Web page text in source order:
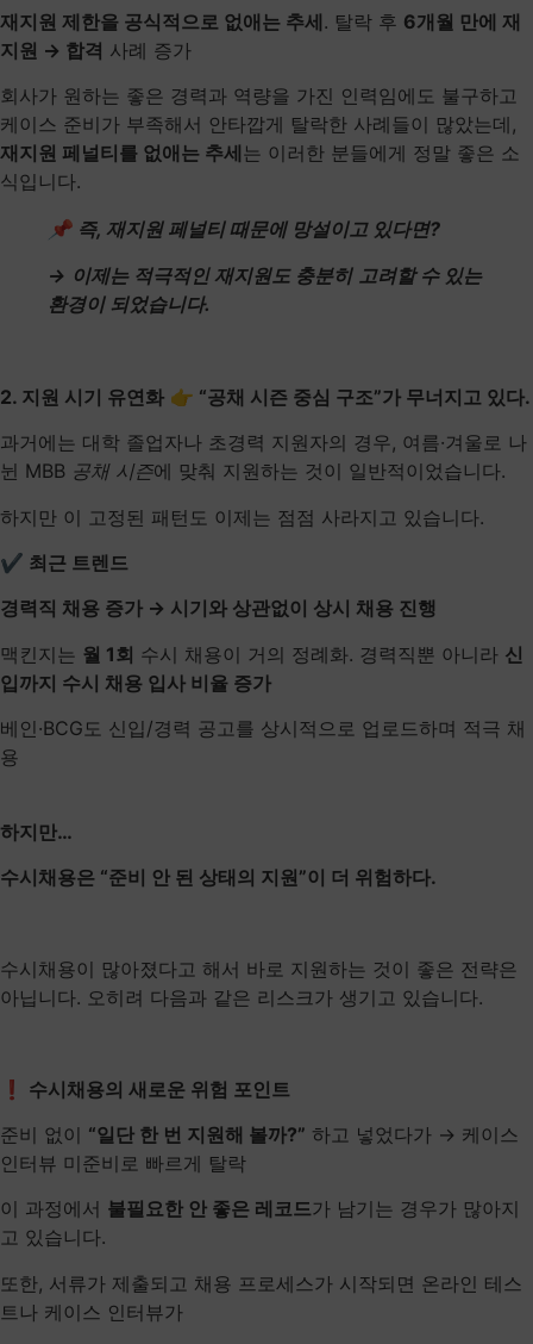
재지원 제한을 공식적으로 없애는 추세. 탈락 후 6개월 만에 재
지원 → 합격 사례 증가
회사가 원하는 좋은 경력과 역량을 가진 인력임에도 불구하고
케이스 준비가 부족해서 안타깝게 탈락한 사례들이 많았는데,
재지원 페널티를 없애는 추세 는 이러한 분들에게 정말 좋은 소
식입니다.
📌 즉, 재지원 페널티 때문에 망설이고 있다면?
→ 이제는 적극적인 재지원도 충분히 고려할 수 있는
환경이 되었습니다.
2. 지원 시기 유연화 👉 “공채 시즌 중심 구조”가 무너지고 있다.
과거에는 대학 졸업자나 초경력 지원자의 경우, 여름·겨울로 나
뉜 MBB 공채 시즌에 맞춰 지원하는 것이 일반적이었습니다.
하지만 이 고정된 패턴도 이제는 점점 사라지고 있습니다.
✔ 최근 트렌드
경력직 채용 증가 → 시기와 상관없이 상시 채용 진행
맥킨지는 월 1회 수시 채용이 거의 정례화. 경력직뿐 아니라 신
입까지 수시 채용 입사 비율 증가
베인·BCG도 신입/경력 공고를 상시적으로 업로드하며 적극 채
용
하지만…
수시채용은 “준비 안 된 상태의 지원”이 더 위험하다.
수시채용이 많아졌다고 해서 바로 지원하는 것이 좋은 전략은
아닙니다. 오히려 다음과 같은 리스크가 생기고 있습니다.
❗ 수시채용의 새로운 위험 포인트
준비 없이 “일단 한 번 지원해 볼까?” 하고 넣었다가 → 케이스
인터뷰 미준비로 빠르게 탈락
이 과정에서 불필요한 안 좋은 레코드가 남기는 경우가 많아지
고 있습니다.
또한, 서류가 제출되고 채용 프로세스가 시작되면 온라인 테스
트나 케이스 인터뷰가